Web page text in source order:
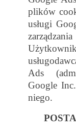
plików
usługi
Ads
Google
niego.